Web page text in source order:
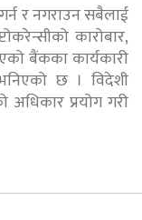
र नगराउन सबैलाई
कारोबार,
बैंकका कार्यकारी
छ । विदेशी
अधिकार प्रयोग गरी